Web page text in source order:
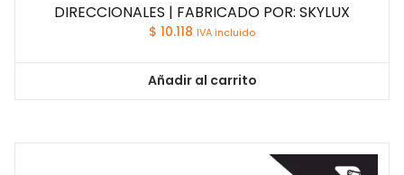
DIRECCIONALES | FABRICADO POR: SKYLUX
$ 10.118 IVA incluido
Añadir al carrito